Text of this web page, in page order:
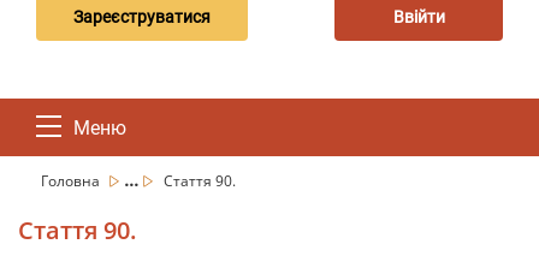
Зареєструватися Ввійти
Меню
Головна ... Стаття 90.
Стаття 90.